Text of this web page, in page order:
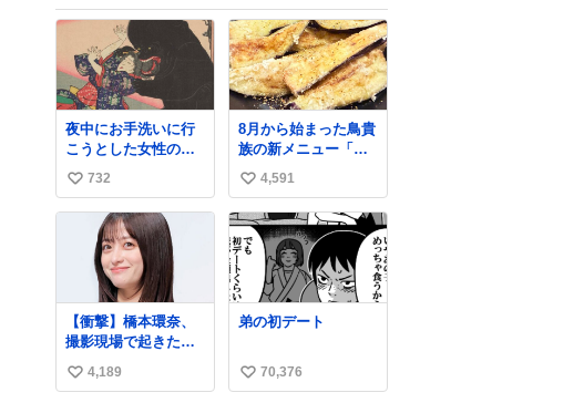
夜中にお手洗いに行
こうとした女性の後
ろに突如現れ、髪の
毛にガブリと嚙みつ
いたのは、「髪切」
という真っ黒なモン
スター。顔をアップ
でみるとちょっと怖
い、正体不明のキャ
ラクターです。原宿
の太田記念美術館で
開催中の「アニマル
＆モンスター」展に
て8/23まで展示して
い
い
732
8月から始まった鳥貴
族の新メニュー「フ
ライド茄子」がうま
すぎでした 信じ
て……
い
い
ね
数
4,591
【衝撃】橋本環奈、
撮影現場で起きた窃
盗事件を明かす「警
察が来てました」
い
4,189
弟の初デート
い
70,376